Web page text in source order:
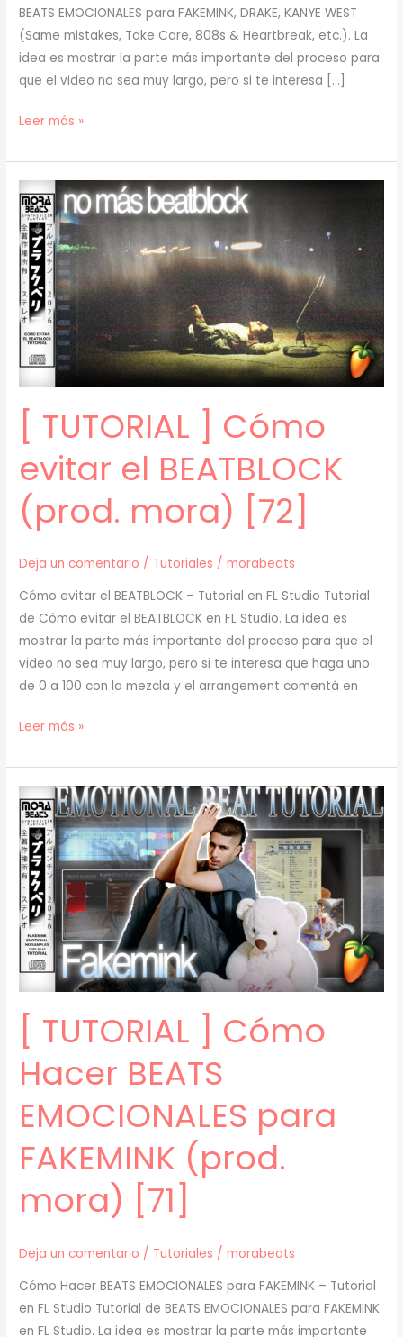
BEATS EMOCIONALES para FAKEMINK, DRAKE, KANYE WEST
(Same mistakes, Take Care, 808s & Heartbreak, etc.). La
idea es mostrar la parte más importante del proceso para
que el video no sea muy largo, pero si te interesa […]
[
]
Cómo
Hacer
BEATS
EMOCIONALES
(Old
Drake,
Fakemink)
(prod.
mora)
[74]
Leer más »
[ TUTORIAL ] Cómo
evitar el BEATBLOCK
(prod. mora) [72]
Deja un comentario / Tutoriales /morabeats
Cómo evitar el BEATBLOCK – Tutorial en FL Studio Tutorial
de Cómo evitar el BEATBLOCK en FL Studio. La idea es
mostrar la parte más importante del proceso para que el
video no sea muy largo, pero si te interesa que haga uno
de 0 a 100 con la mezcla y el arrangement comentá en
[
]
Cómo
evitar
el
BEATBLOCK
(prod.
mora)
[72]
Leer más »
[ TUTORIAL ] Cómo
Hacer BEATS
EMOCIONALES para
FAKEMINK (prod.
mora) [71]
Deja un comentario / Tutoriales /morabeats
Cómo Hacer BEATS EMOCIONALES para FAKEMINK – Tutorial
en FL Studio Tutorial de BEATS EMOCIONALES para FAKEMINK
en FL Studio. La idea es mostrar la parte más importante